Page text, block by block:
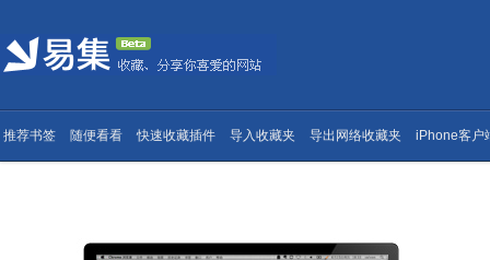
推荐书签 随便看看 快速收藏插件 导入收藏夹 导出网络收藏夹 iPhone客户